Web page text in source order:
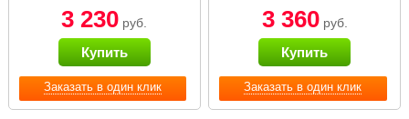
Заказать в один клик
3 230 руб.
Купить
Заказать в один клик
3 360руб.
Купить